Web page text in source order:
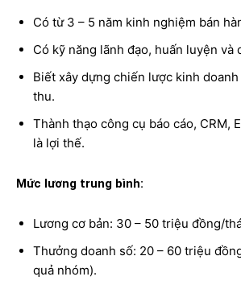
Có từ 3 – 5 năm kinh nghiệm bán
Có kỹ năng lãnh đạo, huấn luyện và
Biết xây dựng chiến lược kinh
thu.
Thành thạo công cụ báo cáo, CRM,
là lợi thế.
Mức lương trung bình:
Lương cơ bản: 30 – 50 triệu đồng/
Thưởng doanh số: 20 – 60 triệu
quả nhóm).